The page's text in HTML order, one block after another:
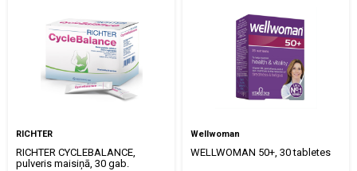
RICHTER
RICHTER CYCLEBALANCE,
pulveris maisiņā, 30 gab.
Wellwoman
WELLWOMAN 50+, 30 tabletes